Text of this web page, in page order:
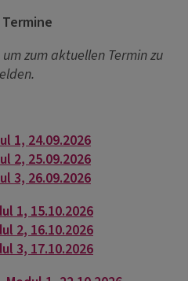
zum aktuellen Termin zu
1, 24.09.2026
2, 25.09.2026
3, 26.09.2026
1, 15.10.2026
2, 16.10.2026
3, 17.10.2026